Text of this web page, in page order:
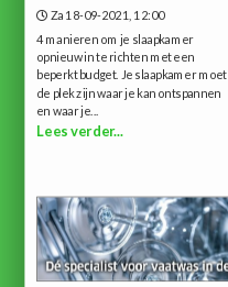
Za 18-09-2021, 12:00
4 manieren om je slaapkamer
opnieuw in te richten met een
beperkt budget. Je slaapkamer moet
de plek zijn waar je kan ontspannen
en waar je...
Lees verder...